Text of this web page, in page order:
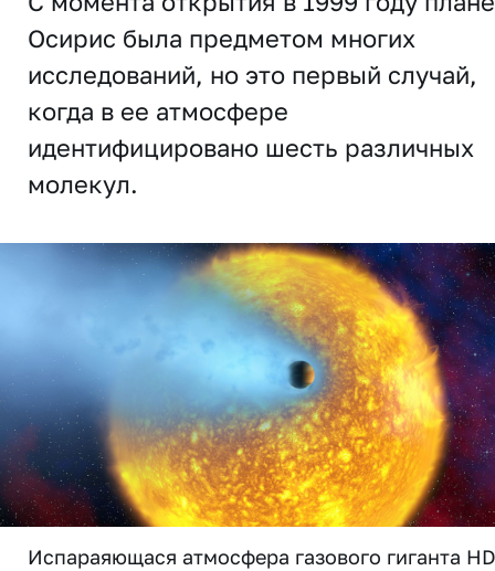
Осирис была предметом многих
исследований, но это первый случай,
когда в ее атмосфере
идентифицировано шесть различных
молекул.
Испараяющася атмосфера газового гиганта HD